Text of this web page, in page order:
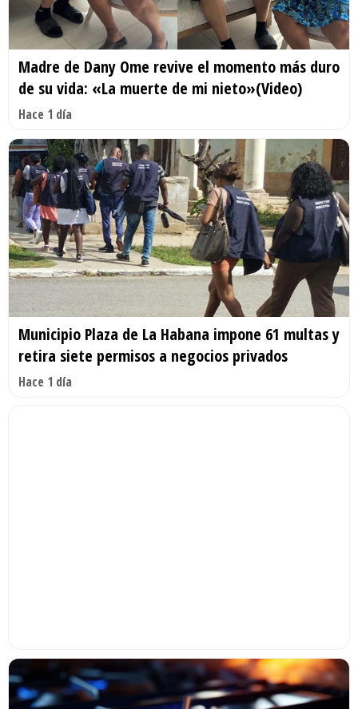
Madre de Dany Ome revive el momento más duro
de su vida: «La muerte de mi nieto»(Video)
Hace 1 día
Municipio Plaza de La Habana impone 61 multas y
retira siete permisos a negocios privados
Hace 1 día